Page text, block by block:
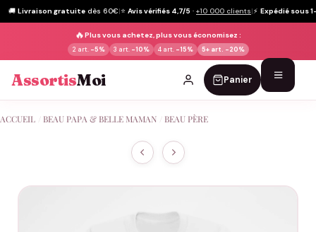
🚚 Livraison gratuite dès 60€|⭐ Avis vérifiés 4,7/5 · +10 000 clients|⚡ Expédié sous
🔥Plus vous achetez, plus vous économisez :
2 art. -5% 3 art. -10% 4 art. -15% 5+ art. -20%
AssortisMoi Panier
au
ACCUEIL BEAU PAPA & BELLE MAMAN BEAU PÈRE